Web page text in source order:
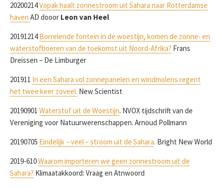
20200214Vopak haalt zonnestroom uit Sahara naar Rotterdamse
haven AD dooor Leon van Heel
20191214Borrelende fontein in de woestijn, komen de zonne- en
waterstofboeren van de toekomst uit Noord-Afrika? Frans
Dreissen – De Limburger
201911 In een Sahara vol zonnepanelen en windmolens regent
het twee keer zoveel. New Scientist
20190901 Waterstof uit de Woestijn. NVOX tijdschrift van de
Vereniging voor Natuurwerenschappen. Arnoud Pollmann
20190705 Eindelijk – veel – stroom uit de Sahara. Bright New World
2019-610Waarom importeren we geen zonnestroom uit de
Sahara? Klimaatakkoord: Vraag en Atnwoord